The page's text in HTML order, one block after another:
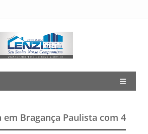
em Bragança Paulista com 4